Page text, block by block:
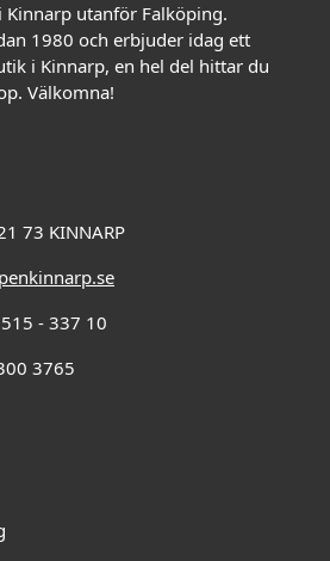
utanför Falköping.
1980 och erbjuder idag ett
i Kinnarp, en hel del hittar du
Välkomna!
73 KINNARP
- 337 10
3765